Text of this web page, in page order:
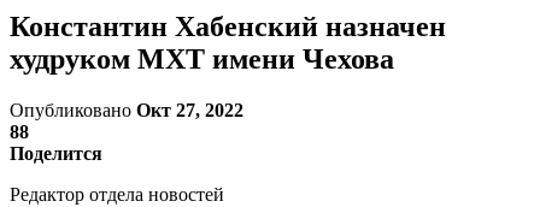
Константин Хабенский назначен
худруком МХТ имени Чехова
Опубликовано Окт 27, 2022
88
Поделится
Редактор отдела новостей